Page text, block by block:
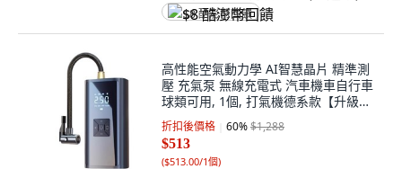
$8 酷澎幣回饋
高性能空氣動力學 AI智慧晶片 精準測
壓 充氣泵 無線充電式 汽車機車自行車
球類可用, 1個, 打氣機德系款【升級低
噪書丨超級速充】, 黑色
折扣後價格 60%$1,288
$513
($513.00/1個)